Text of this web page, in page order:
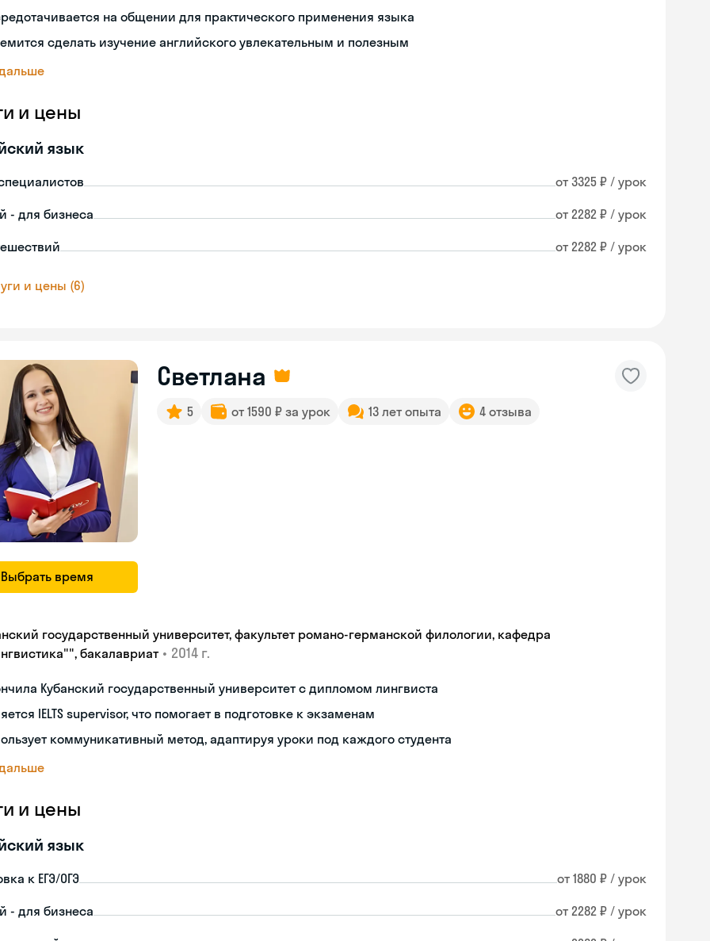
на общении для практического применения языка
сделать изучение английского увлекательным и полезным
и цены
язык
от 3325 ₽ / урок
- для бизнеса от 2282 ₽ / урок
от 2282 ₽ / урок
и цены (6)
Выбрать время
Светлана
5 от 1590 ₽ за урок 13 лет опыта 4 отзыва
государственный университет, факультет романо-германской филологии, кафедра
бакалавриат • 2014 г.
Кубанский государственный университет с дипломом лингвиста
IELTS supervisor, что помогает в подготовке к экзаменам
коммуникативный метод, адаптируя уроки под каждого студента
и цены
язык
к ЕГЭ/ОГЭ от 1880 ₽ / урок
- для бизнеса от 2282 ₽ / урок
Skyeng Chat